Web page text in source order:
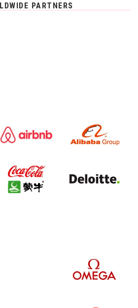
PARTNERS